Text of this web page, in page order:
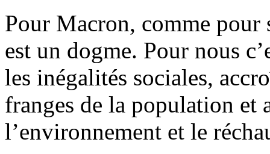
Pour Macron, comme pour
est un dogme. Pour nous
les inégalités sociales,
franges de la population et
l’environnement et le